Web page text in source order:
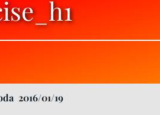
2016/01/19